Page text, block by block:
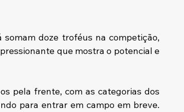
doze troféus na competição,
que mostra o potencial e
pela frente, com as categorias dos
para entrar em campo em breve.